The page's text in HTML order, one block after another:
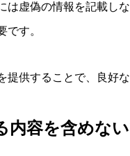
は虚偽の情報を記載し
です。
供することで、良好
内容を含めな